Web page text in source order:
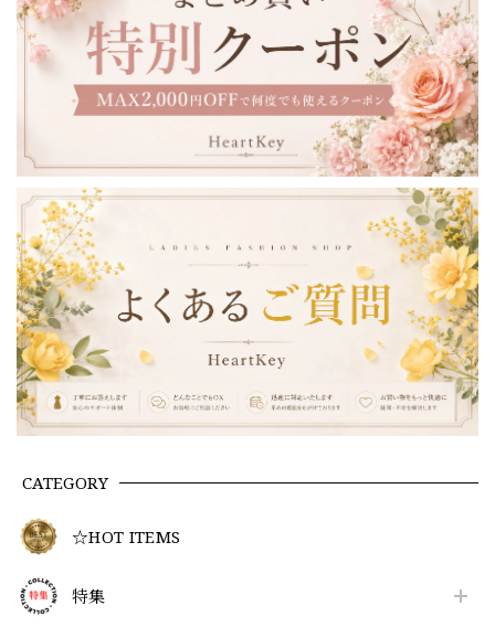
CATEGORY
☆HOT ITEMS
特集